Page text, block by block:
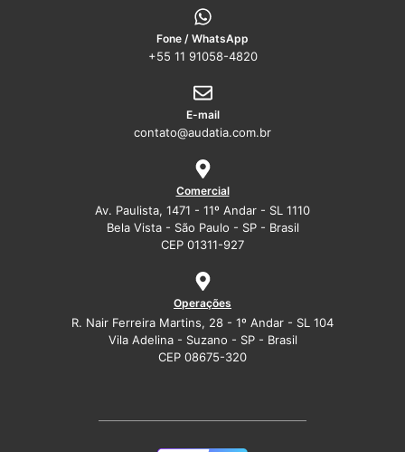
Fone / WhatsApp
+55 11 91058-4820
E-mail
contato@audatia.com.br
Comercial
Av. Paulista, 1471 - 11º Andar - SL 1110
Bela Vista - São Paulo - SP - Brasil
CEP 01311-927
Operações
R. Nair Ferreira Martins, 28 - 1º Andar - SL 104
Vila Adelina - Suzano - SP - Brasil
CEP 08675-320